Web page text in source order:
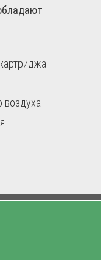
воздуха